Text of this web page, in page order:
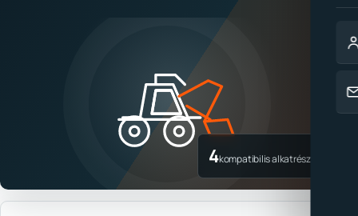
4kompatibilis alkatrész